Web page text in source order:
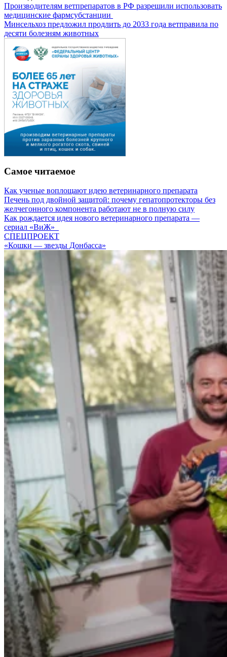
Производителям ветпрепаратов в РФ разрешили использовать
медицинские фармсубстанции
Минсельхоз предложил продлить до 2033 года ветправила по
десяти болезням животных
Самое читаемое
Как ученые воплощают идею ветеринарного препарата
Печень под двойной защитой: почему гепатопротекторы без
желчегонного компонента работают не в полную силу
Как рождается идея нового ветеринарного препарата —
сериал «ВиЖ»
СПЕЦПРОЕКТ
«Кошки — звезды Донбасса»